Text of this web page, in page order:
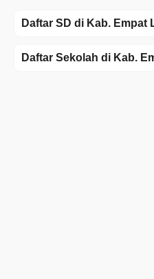
Daftar SD di Kab. Empat
Daftar Sekolah di Kab.